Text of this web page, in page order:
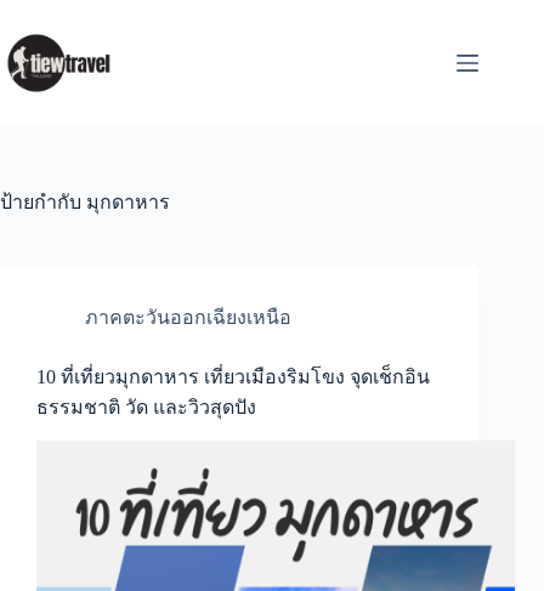
content
ป้ายกำกับ มุกดาหาร
ภาคตะวันออกเฉียงเหนือ
10 ที่เที่ยวมุกดาหาร เที่ยวเมืองริมโขง จุดเช็กอิน
ธรรมชาติ วัด และวิวสุดปัง